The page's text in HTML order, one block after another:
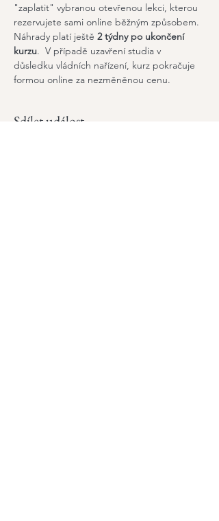
"zaplatit" vybranou otevřenou lekci, kterou
rezervujete sami online běžným způsobem.
Náhrady platí ještě 2 týdny po ukončení
kurzu.  V případě uzavření studia v
důsledku vládních nařízení, kurz pokračuje
formou online za nezměněnou cenu.
Sdílet událost